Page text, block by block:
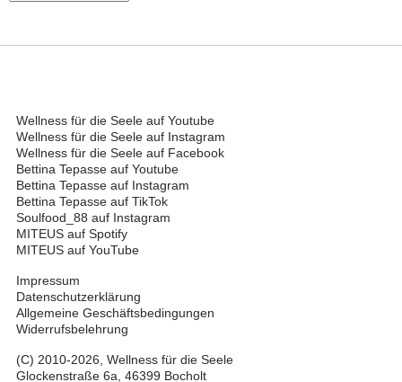
Wellness für die Seele auf Youtube
Wellness für die Seele auf Instagram
Wellness für die Seele auf Facebook
Bettina Tepasse auf Youtube
Bettina Tepasse auf Instagram
Bettina Tepasse auf TikTok
Soulfood_88 auf Instagram
MITEUS auf Spotify
MITEUS auf YouTube
Impressum
Datenschutzerklärung
Allgemeine Geschäftsbedingungen
Widerrufsbelehrung
(C) 2010-2026, Wellness für die Seele
Glockenstraße 6a, 46399 Bocholt